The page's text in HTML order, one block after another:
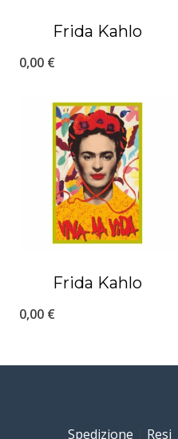
Frida Kahlo
0,00 €
Frida Kahlo
0,00 €
Spedizione Resi